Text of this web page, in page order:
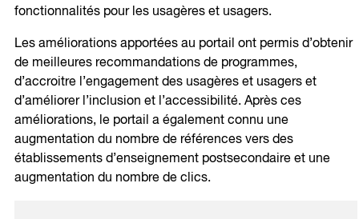
fonctionnalités pour les usagères et usagers.
Les améliorations apportées au portail ont permis d’obtenir
de meilleures recommandations de programmes,
d’accroitre l’engagement des usagères et usagers et
d’améliorer l’inclusion et l’accessibilité. Après ces
améliorations, le portail a également connu une
augmentation du nombre de références vers des
établissements d’enseignement postsecondaire et une
augmentation du nombre de clics.